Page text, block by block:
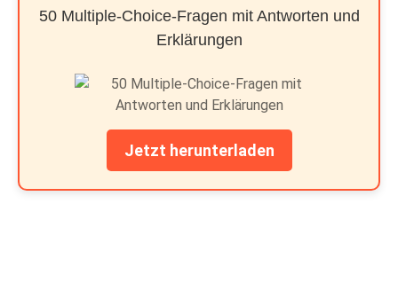
50 Multiple-Choice-Fragen mit Antworten und
Erklärungen
Jetzt herunterladen